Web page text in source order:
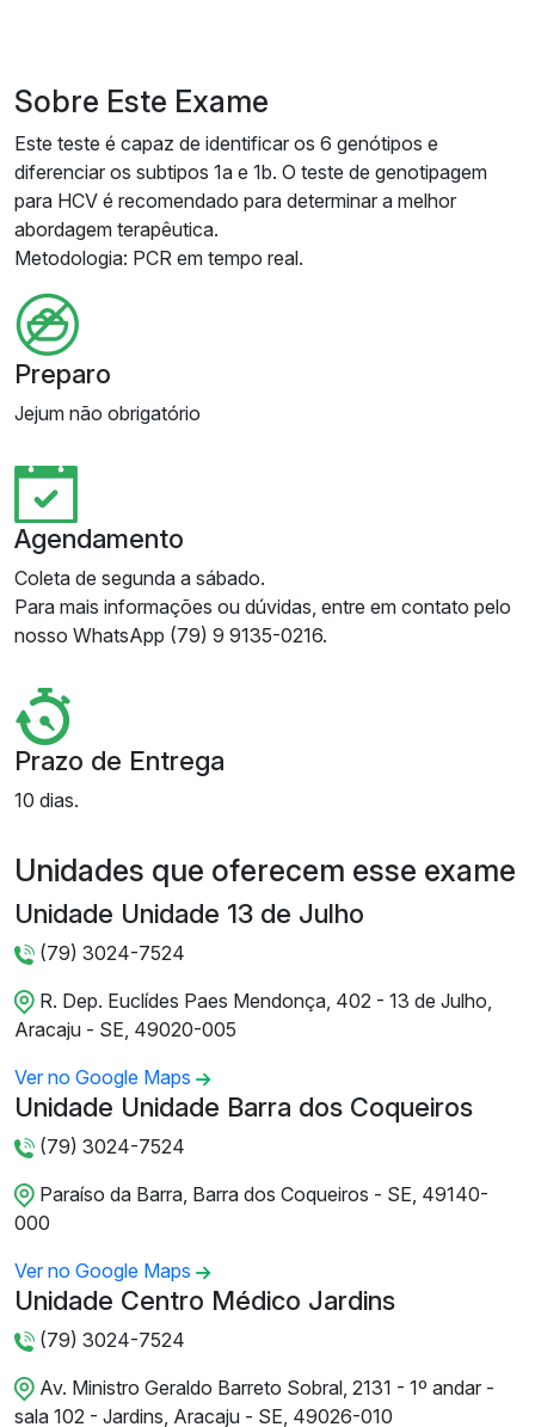
Sobre Este Exame
Este teste é capaz de identificar os 6 genótipos e
diferenciar os subtipos 1a e 1b. O teste de genotipagem
para HCV é recomendado para determinar a melhor
abordagem terapêutica.
Metodologia: PCR em tempo real.
Preparo
Jejum não obrigatório
Agendamento
Coleta de segunda a sábado.
Para mais informações ou dúvidas, entre em contato pelo
nosso WhatsApp (79) 9 9135-0216.
Prazo de Entrega
10 dias.
Unidades que oferecem esse exame
Unidade Unidade 13 de Julho
(79) 3024-7524
R. Dep. Euclídes Paes Mendonça, 402 - 13 de Julho,
Aracaju - SE, 49020-005
Ver no Google Maps
Unidade Unidade Barra dos Coqueiros
(79) 3024-7524
Paraíso da Barra, Barra dos Coqueiros - SE, 49140-
000
Ver no Google Maps
Unidade Centro Médico Jardins
(79) 3024-7524
Av. Ministro Geraldo Barreto Sobral, 2131 - 1º andar -
sala 102 - Jardins, Aracaju - SE, 49026-010